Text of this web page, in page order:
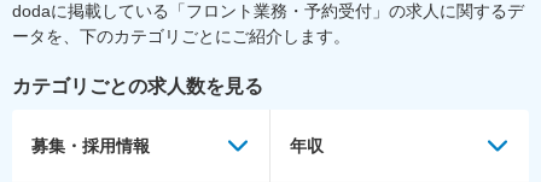
dodaに掲載している「フロント業務・予約受付 」の求人に関するデ
ータを、下のカテゴリごとにご紹介します。
カテゴリごとの求人数を見る
募集・採用情報 年収